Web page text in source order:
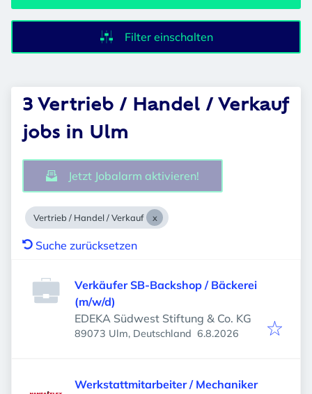
Filter einschalten
3 Vertrieb / Handel / Verkauf
jobs in Ulm
Jetzt Jobalarm aktivieren!
Vertrieb / Handel / Verkauf
Suche zurücksetzen
Verkäufer SB-Backshop / Bäckerei
(m/w/d)
EDEKA Südwest Stiftung & Co. KG
89073 Ulm, Deutschland Veröffentlicht
6.8.2026
Werkstattmitarbeiter / Mechaniker